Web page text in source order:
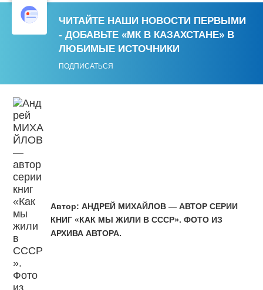
ЧИТАЙТЕ НАШИ НОВОСТИ ПЕРВЫМИ
- ДОБАВЬТЕ «МК В КАЗАХСТАНЕ» В
ЛЮБИМЫЕ ИСТОЧНИКИ
ПОДПИСАТЬСЯ
Автор: АНДРЕЙ МИХАЙЛОВ — АВТОР СЕРИИ
КНИГ «КАК МЫ ЖИЛИ В СССР». ФОТО ИЗ
АРХИВА АВТОРА.